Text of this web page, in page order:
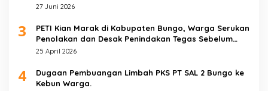
27 Juni 2026
3
PETI Kian Marak di Kabupaten Bungo, Warga Serukan
Penolakan dan Desak Penindakan Tegas Sebelum
Bencana Menelan Korban Tak berdosa.
25 April 2026
4
Dugaan Pembuangan Limbah PKS PT SAL 2 Bungo ke
Kebun Warga.